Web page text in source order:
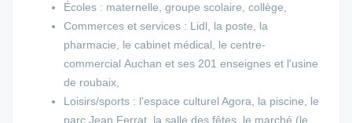
Écoles : maternelle, groupe scolaire, collège,
Commerces et services : Lidl, la poste, la
pharmacie, le cabinet médical, le centre-
commercial Auchan et ses 201 enseignes et l'usine
de roubaix,
Loisirs/sports : l'espace culturel Agora, la piscine, le
parc Jean Ferrat, la salle des fêtes, le marché (le